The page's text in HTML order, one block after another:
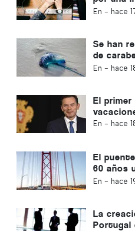
En - hace
Se han
de
solo día
En - hace
El
En - hace
El
60 años
Almada
En - hace
La
Portugal